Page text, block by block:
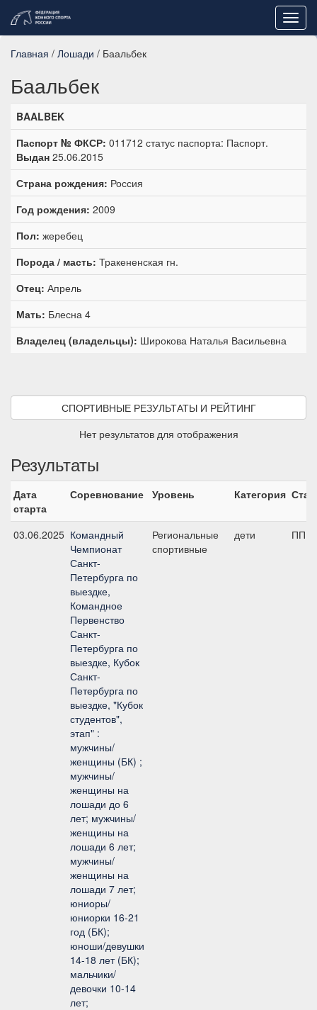
Главная / Лошади / Баальбек
Баальбек
BAALBEK
Паспорт № ФКСР: 011712 статус паспорта: Паспорт.
Выдан 25.06.2015
Страна рождения: Россия
Год рождения: 2009
Пол: жеребец
Порода / масть: Тракененская гн.
Отец: Апрель
Мать: Блесна 4
Владелец (владельцы): Широкова Наталья Васильевна
СПОРТИВНЫЕ РЕЗУЛЬТАТЫ И РЕЙТИНГ
Нет результатов для отображения
Результаты
Дата
старта
Соревнование Уровень Категория
03.06.2025 Командный
Чемпионат
Санкт-
Петербурга по
выездке,
Командное
Первенство
Санкт-
Петербурга по
выездке, Кубок
Санкт-
Петербурга по
выездке, "Кубок
студентов",
этап" :
мужчины/
женщины (БК) ;
мужчины/
женщины на
лошади до 6
лет; мужчины/
женщины на
лошади 6 лет;
мужчины/
женщины на
лошади 7 лет;
юниоры/
юниорки 16-21
год (БК);
юноши/девушки
14-18 лет (БК);
мальчики/
девочки 10-14
лет;
Региональные
спортивные
дети ПП